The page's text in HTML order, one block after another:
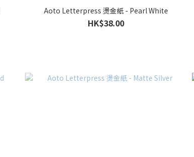
Aoto Letterpress 燙金紙 - Pearl White
HK$38.00